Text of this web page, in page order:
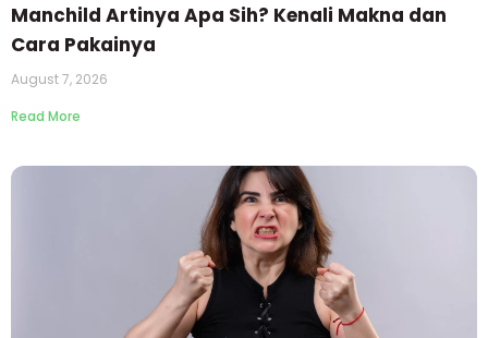
Manchild Artinya Apa Sih? Kenali Makna dan
Cara Pakainya
August 7, 2026
Read More